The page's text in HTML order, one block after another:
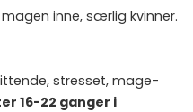
inne, særlig kvinner.
stresset, mage-
16-22 ganger i